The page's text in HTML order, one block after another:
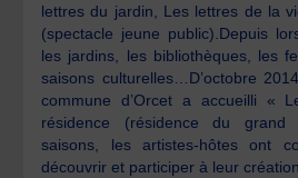
lettres du jardin, Les lettres de la
(spectacle jeune public).Depuis
les jardins, les bibliothèques, les
saisons culturelles…D’octobre
commune d’Orcet a accueilli «
résidence (résidence du grand
saisons, les artistes-hôtes ont
découvrir et participer à leur création.